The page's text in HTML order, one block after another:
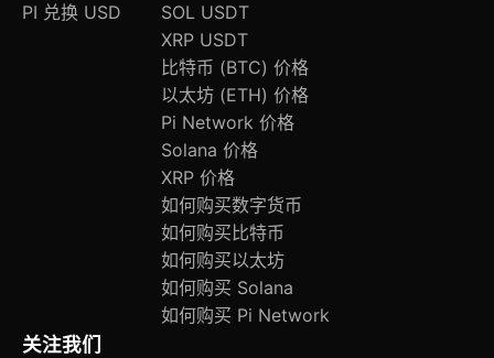
关注我们
PI 兑换 USD
SOL USDT
XRP USDT
比特币 (BTC) 价格
以太坊 (ETH) 价格
Pi Network 价格
Solana 价格
XRP 价格
如何购买数字货币
如何购买比特币
如何购买以太坊
如何购买 Solana
如何购买 Pi Network